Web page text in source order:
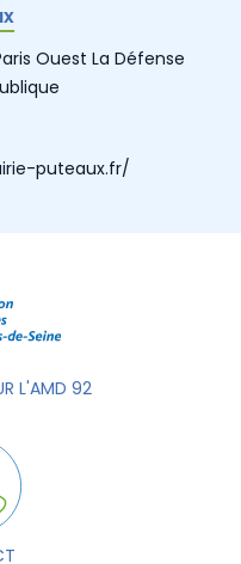
Ouest La Défense
puteaux.fr/
L'AMD 92